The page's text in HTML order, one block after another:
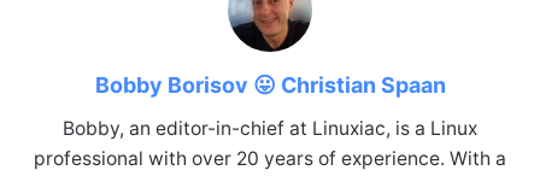
Bobby Borisov 😛 Christian Spaan
Bobby, an editor-in-chief at Linuxiac, is a Linux
professional with over 20 years of experience. With a